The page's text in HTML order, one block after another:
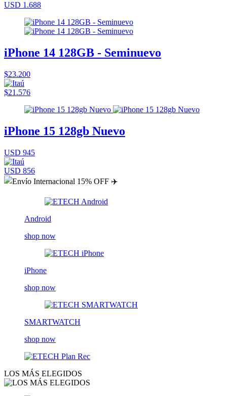
USD 1.688
iPhone 14 128GB - Seminuevo
$23.200
$21.576
iPhone 15 128gb Nuevo
USD 945
USD 856
Android
shop now
iPhone
shop now
SMARTWATCH
shop now
LOS MÁS ELEGIDOS